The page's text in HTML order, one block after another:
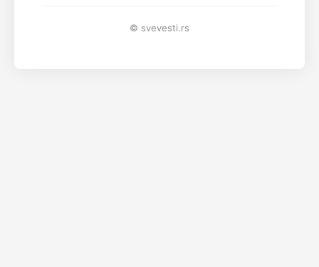
© svevesti.rs